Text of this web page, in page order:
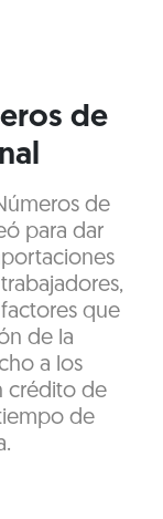
de
de
para dar
que
de la
a los
crédito de
de